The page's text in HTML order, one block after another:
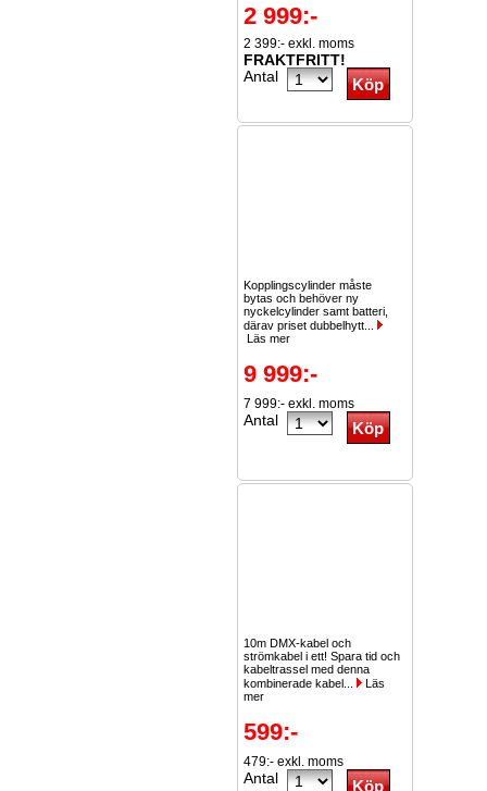
2 999:-
2 399:- exkl. moms
FRAKTFRITT!
Antal
Kopplingscylinder måste
bytas och behöver ny
nyckelcylinder samt batteri,
därav priset dubbelhytt...
Läs mer
9 999:-
7 999:- exkl. moms
Antal
10m DMX-kabel och
strömkabel i ett! Spara tid och
kabeltrassel med denna
kombinerade kabel...
Läs
mer
599:-
479:- exkl. moms
Antal